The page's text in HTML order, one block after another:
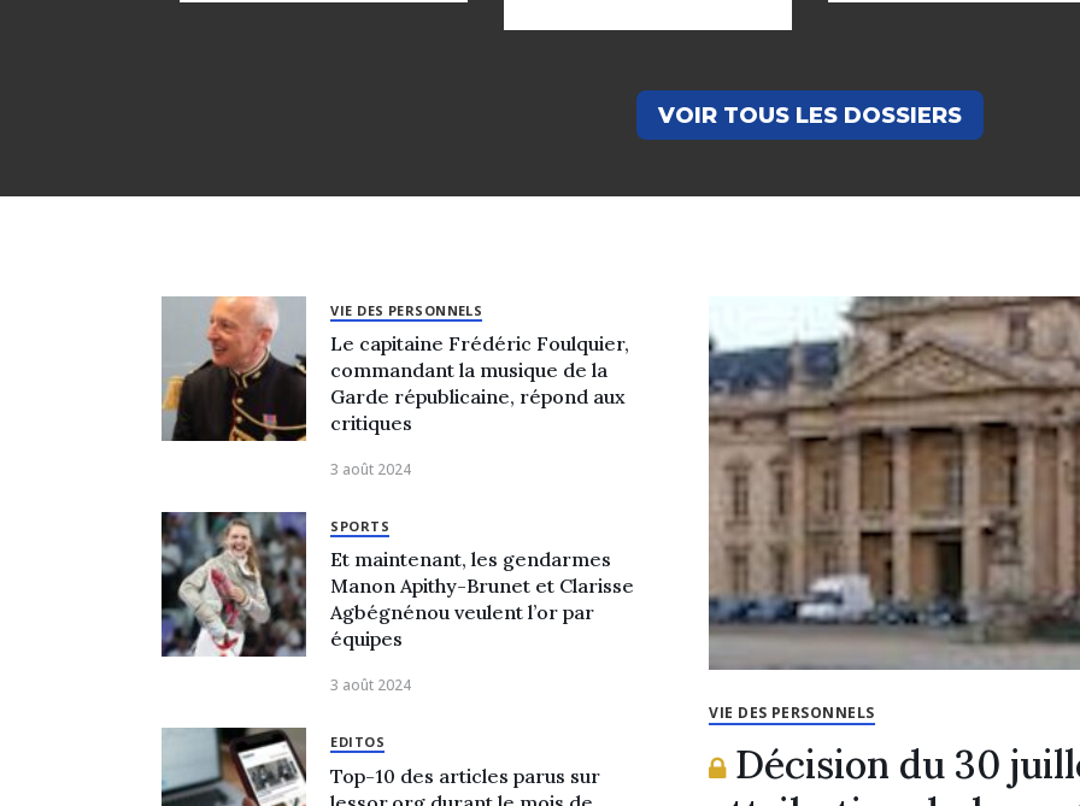
VOIR TOUS LES DOSSIERS
VIE DES PERSONNELS
Le capitaine Frédéric Foulquier,
commandant la musique de la
Garde républicaine, répond aux
critiques
3 août 2024
SPORTS
Et maintenant, les gendarmes
Manon Apithy-Brunet et Clarisse
Agbégnénou veulent l’or par
équipes
3 août 2024
EDITOS
Top-10 des articles parus sur
VIE DES PERSONNELS
Décision du 30